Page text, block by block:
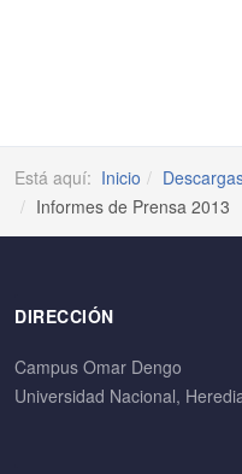
Está aquí: Inicio
Informes de Prensa 2013
DIRECCIÓN
Campus Omar Dengo
Universidad Nacional,